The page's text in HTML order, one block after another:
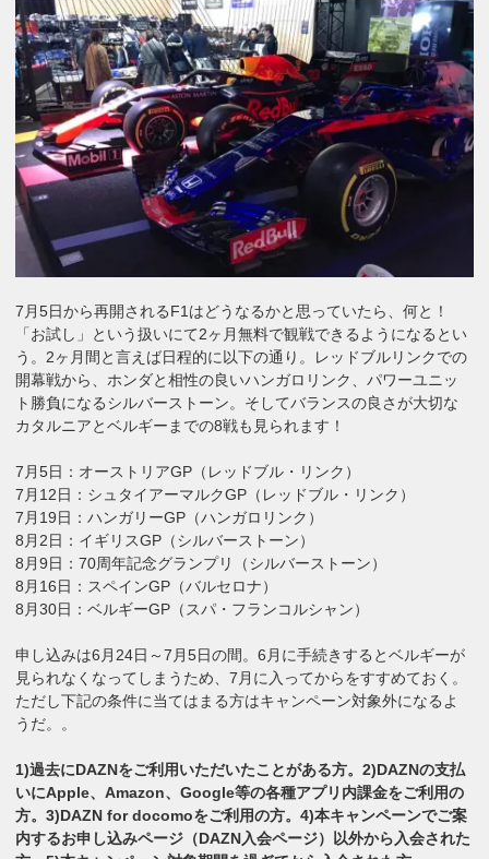
7月5日から再開されるF1はどうなるかと思っていたら、何と！
「お試し」という扱いにて2ヶ月無料で観戦できるようになるとい
う。2ヶ月間と言えば日程的に以下の通り。レッドブルリンクでの
開幕戦から、ホンダと相性の良いハンガロリンク、パワーユニッ
ト勝負になるシルバーストーン。そしてバランスの良さが大切な
カタルニアとベルギーまでの8戦も見られます！
7月5日：オーストリアGP（レッドブル・リンク）
7月12日：シュタイアーマルクGP（レッドブル・リンク）
7月19日：ハンガリーGP（ハンガロリンク）
8月2日：イギリスGP（シルバーストーン）
8月9日：70周年記念グランプリ（シルバーストーン）
8月16日：スペインGP（バルセロナ）
8月30日：ベルギーGP（スパ・フランコルシャン）
申し込みは6月24日～7月5日の間。6月に手続きするとベルギーが
見られなくなってしまうため、7月に入ってからをすすめておく。
ただし下記の条件に当てはまる方はキャンペーン対象外になるよ
うだ。。
1)過去にDAZNをご利用いただいたことがある方​。2)DAZNの支払
いにApple、Amazon、Google等の各種アプリ内課金をご利用の
方​。3)DAZN for docomoをご利用の方​。4)本キャンペーンでご案
内するお申し込みページ（DAZN入会ページ）以外から入会された